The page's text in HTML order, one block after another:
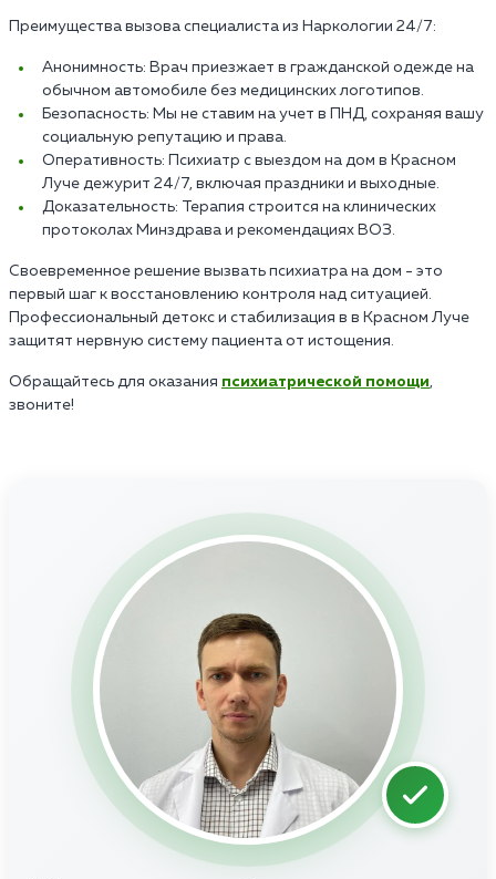
Преимущества вызова специалиста из Наркологии 24/7:
Анонимность: Врач приезжает в гражданской одежде на
обычном автомобиле без медицинских логотипов.
Безопасность: Мы не ставим на учет в ПНД, сохраняя вашу
социальную репутацию и права.
Оперативность: Психиатр с выездом на дом в Красном
Луче дежурит 24/7, включая праздники и выходные.
Доказательность: Терапия строится на клинических
протоколах Минздрава и рекомендациях ВОЗ.
Своевременное решение вызвать психиатра на дом - это
первый шаг к восстановлению контроля над ситуацией.
Профессиональный детокс и стабилизация в в Красном Луче
защитят нервную систему пациента от истощения.
Обращайтесь для оказания психиатрической помощи,
звоните!